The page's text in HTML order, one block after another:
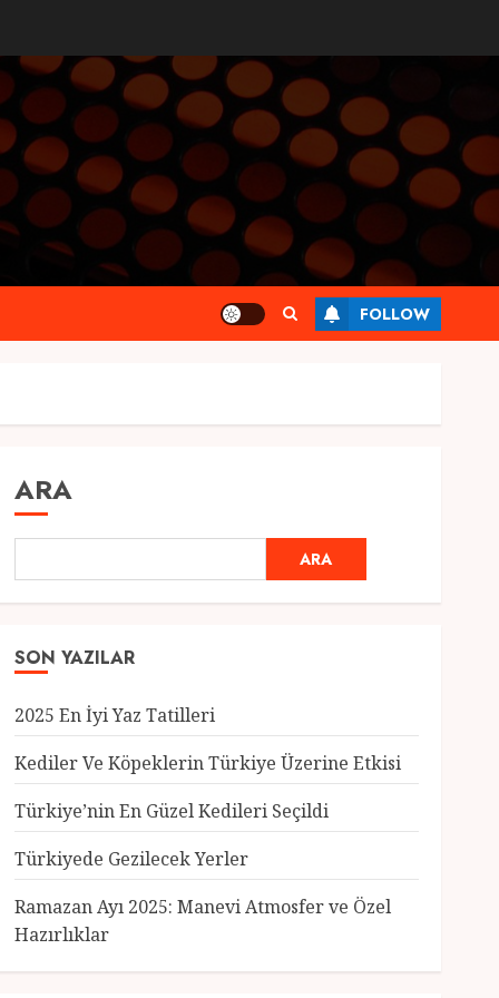
FOLLOW
ARA
ARA
SON YAZILAR
2025 En İyi Yaz Tatilleri
Kediler Ve Köpeklerin Türkiye Üzerine Etkisi
Türkiye’nin En Güzel Kedileri Seçildi
Türkiyede Gezilecek Yerler
Ramazan Ayı 2025: Manevi Atmosfer ve Özel
Hazırlıklar
3
Genel
Türkiye’nin En Güzel
Kedileri Seçildi